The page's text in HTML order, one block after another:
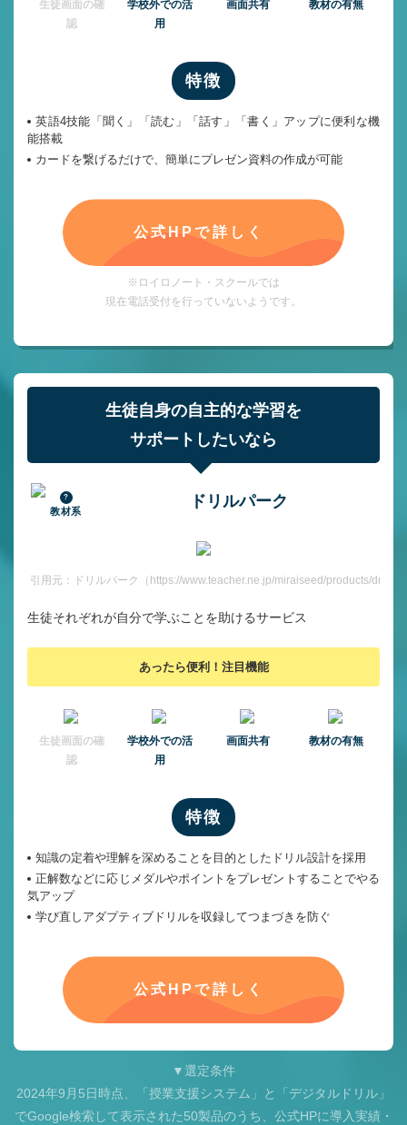
⽣徒画⾯の確
認
学校外での活
用
画面共有 教材の有無
特徴
英語4技能「聞く」「読む」「話す」「書く」アップに便利な機
能搭載
カードを繋げるだけで、簡単にプレゼン資料の作成が可能
公式HPで詳しく
※ロイロノート・スクールでは
現在電話受付を行っていないようです。
生徒自身の自主的な学習を
サポートしたいなら
教材系
ドリルパーク
引用元：ドリルパーク（https://www.teacher.ne.jp/miraiseed/products/drill/）
生徒それぞれが自分で学ぶことを助けるサービス
あったら便利！注目機能
⽣徒画⾯の確
認
学校外での活
用
画面共有 教材の有無
特徴
知識の定着や理解を深めることを目的としたドリル設計を採用
正解数などに応じメダルやポイントをプレゼントすることでやる
気アップ
学び直しアダプティブドリルを収録してつまづきを防ぐ
公式HPで詳しく
▼選定条件
2024年9月5日時点、「授業支援システム」と「デジタルドリル」
でGoogle検索して表示された50製品のうち、公式HPに導入実績・